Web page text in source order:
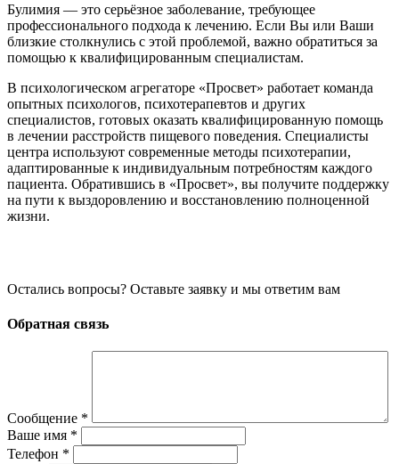
Булимия — это серьёзное заболевание, требующее
профессионального подхода к лечению. Если Вы или Ваши
близкие столкнулись с этой проблемой, важно обратиться за
помощью к квалифицированным специалистам.
В психологическом агрегаторе «Просвет» работает команда
опытных психологов, психотерапевтов и других
специалистов, готовых оказать квалифицированную помощь
в лечении расстройств пищевого поведения. Специалисты
центра используют современные методы психотерапии,
адаптированные к индивидуальным потребностям каждого
пациента. Обратившись в «Просвет», вы получите поддержку
на пути к выздоровлению и восстановлению полноценной
жизни.
Остались вопросы? Оставьте заявку и мы ответим вам
Обратная связь
Сообщение *
Ваше имя *
Телефон *